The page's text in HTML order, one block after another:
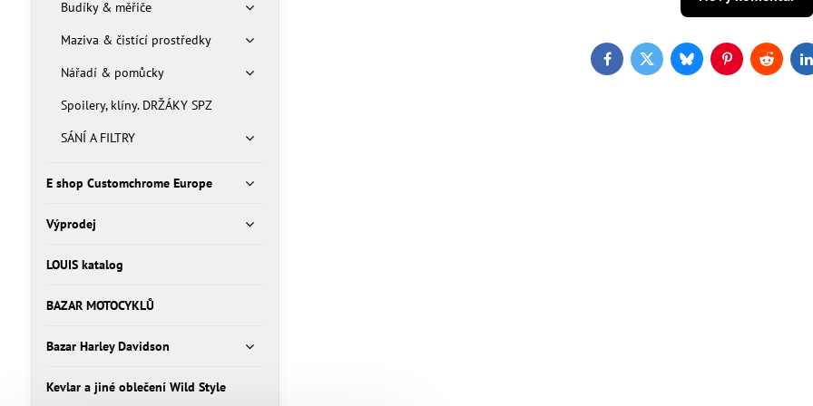
FacebookTwitterBlueskyPinterestReddit
Budíky & měřiče
Maziva & čistící prostředky
Nářadí & pomůcky
Spoilery, klíny. DRŽÁKY SPZ
SÁNÍ A FILTRY
E shop Customchrome Europe
Výprodej
LOUIS katalog
BAZAR MOTOCYKLŮ
Bazar Harley Davidson
Kevlar a jiné oblečení Wild Style